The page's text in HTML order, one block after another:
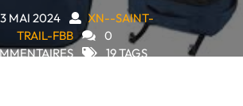
MAI 2024
XN--SAINT-
TRAIL-FBB
0
19 TAGS